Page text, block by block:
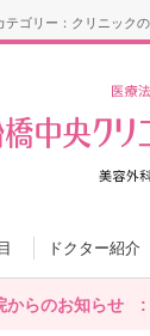
テゴリー：クリニック
ドクター紹介
からのお知らせ :